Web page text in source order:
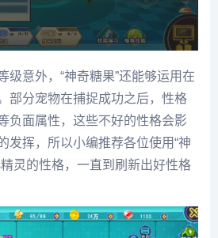
级意外，“神奇糖果”还能够运用在
部分宠物在捕捉成功之后，性格
负面属性，这些不好的性格会影
发挥，所以小编推荐各位使用“神
灵的性格，一直到刷新出好性格